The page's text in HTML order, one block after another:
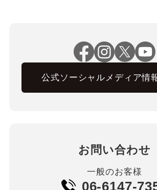
公式ソーシャルメディア情
お問い合わせ
一般のお客様
06-6147-